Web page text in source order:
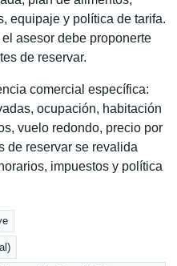
equipaje y política de tarifa.
asesor debe proponerte
de reservar.
comercial específica:
ocupación, habitación
vuelo redondo, precio por
de reservar se revalida
impuestos y política